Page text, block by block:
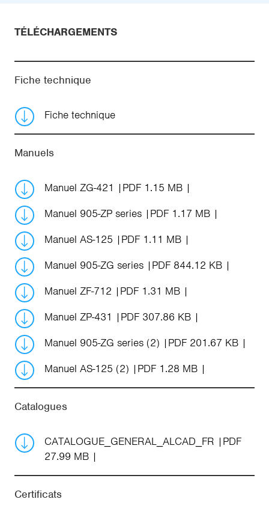
TÉLÉCHARGEMENTS
Fiche technique
Fiche technique
Manuels
Manuel ZG-421
PDF 1.15 MB
Manuel 905-ZP series
PDF 1.17 MB
Manuel AS-125
PDF 1.11 MB
Manuel 905-ZG series
PDF 844.12 KB
Manuel ZF-712
PDF 1.31 MB
Manuel ZP-431
PDF 307.86 KB
Manuel 905-ZG series (2)
PDF 201.67 KB
Manuel AS-125 (2)
PDF 1.28 MB
Catalogues
CATALOGUE_GENERAL_ALCAD_FR
PDF
27.99 MB
Certificats